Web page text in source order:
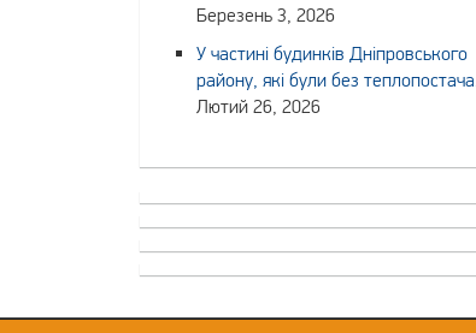
Березень 3, 2026
У частині будинків Дніпровського
району, які були без теплопостача...
Лютий 26, 2026